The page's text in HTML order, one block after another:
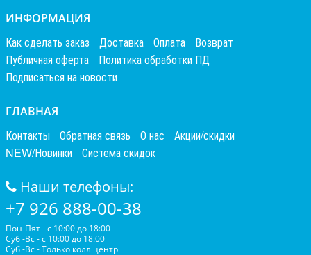
ИНФОРМАЦИЯ
Как сделать заказ Доставка Оплата
Возврат
Публичная оферта
Политика обработки ПД
Подписаться на новости
ГЛАВНАЯ
Контакты Обратная связь О нас
Акции/скидки
NEW/Новинки
Система скидок
Наши телефоны:
+7 926 888-00-38
Пон-Пят - с 10:00 до 18:00
Суб -Вс - с 10:00 до 18:00
Суб -Вс - Только колл центр